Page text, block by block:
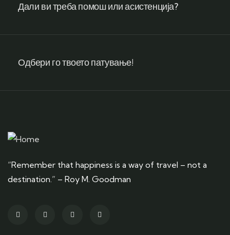
Дали ви треба помош или асистенција?
Одбери го твоето патување!
“Remember that happiness is a way of travel – not a
destination.” – Roy M. Goodman